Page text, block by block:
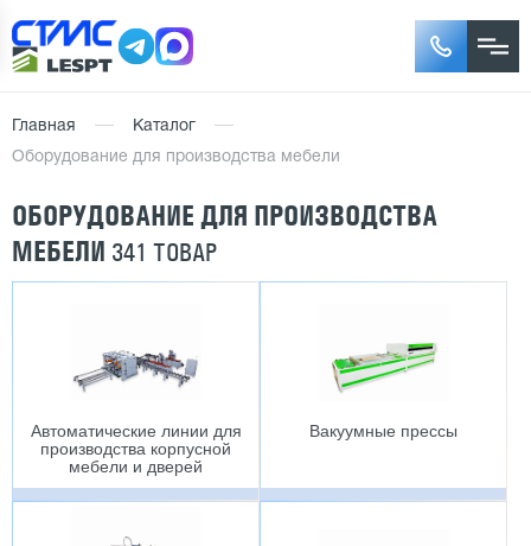
Главная
Каталог
Оборудование для производства мебели
ОБОРУДОВАНИЕ ДЛЯ ПРОИЗВОДСТВА
МЕБЕЛИ 341 ТОВАР
Автоматические линии для
производства корпусной
мебели и дверей
Вакуумные прессы